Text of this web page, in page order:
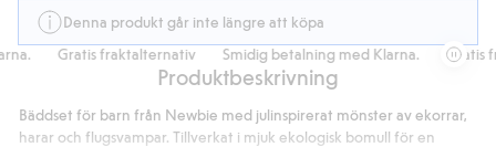
Denna produkt går inte längre att köpa
Gratis fraktalternativ Smidig betalning med Klarna. Gratis
Produktbeskrivning
Bäddset för barn från Newbie med julinspirerat mönster av ekorrar,
harar och flugsvampar. Tillverkat i mjuk ekologisk bomull för en